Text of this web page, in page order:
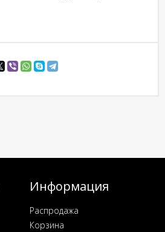
Информация
Распродажа
Корзина